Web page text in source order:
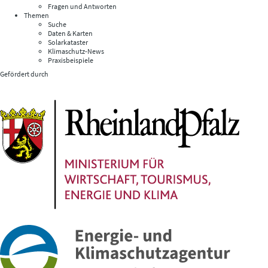
Fragen und Antworten
Themen
Suche
Daten & Karten
Solarkataster
Klimaschutz-News
Praxisbeispiele
Gefördert durch